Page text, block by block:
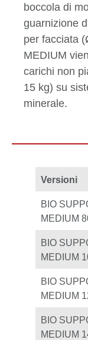
boccola di
guarnizione
per facciata
MEDIUM
carichi non
15 kg) su
minerale.
Versioni
BIO
MEDIUM
BIO
MEDIUM
BIO
MEDIUM
BIO
MEDIUM